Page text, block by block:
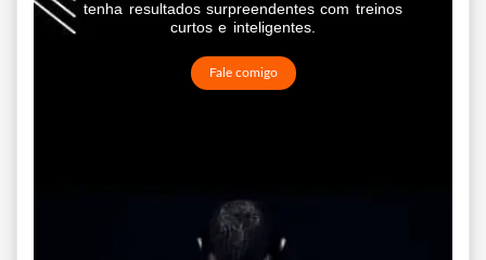
tenha resultados surpreendentes com treinos
curtos e inteligentes.
Fale comigo